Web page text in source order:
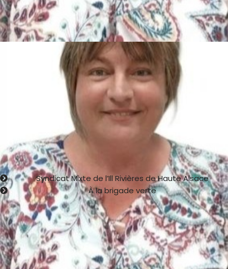
Corinne BIRGAENTZLE
2ème Adjointe au Maire
Conseillère Communautaire suppléante.
Présidente de la commission Environnement Agriculture
Fêtes et Relation Publiques.
Membre de la Commission Communale des Impôts Directs.
Déléguée de la commune :
Syndicat Mixte de l’Ill Rivières de Haute Alsace
À la brigade verte
Déléguée suppléante à la Communauté de Communes
Alsace Rhin Brisach.